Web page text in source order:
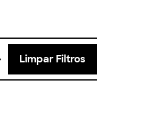
Limpar Filtros